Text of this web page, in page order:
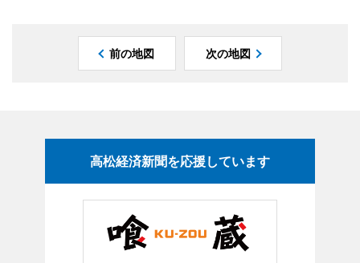
前の地図 次の地図
高松経済新聞を応援しています